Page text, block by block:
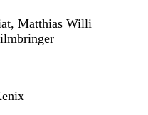
Matthias Willi